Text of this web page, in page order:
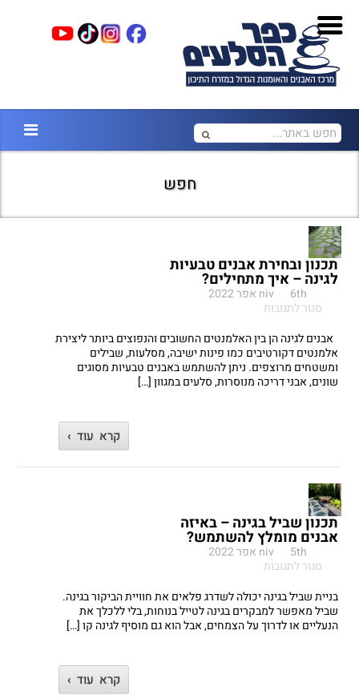
חפש
תכנון ובחירת אבנים טבעיות
לגינה – איך מתחילים?
niv
6th אפר 2022
סגור לתגובות
ובחירת
אבנים
טבעיות
לגינה
אבנים לגינה הן בין האלמנטים החשובים והנפוצים ביותר ליצירת
אלמנטים דקורטיבים כמו פינות ישיבה, מסלעות, שבילים
ומשטחים מרוצפים. ניתן להשתמש באבנים טבעיות מסוגים
שונים, אבני דריכה מנוסרות, סלעים במגוון […]
קרא עוד ›
תכנון שביל בגינה – באיזה
אבנים מומלץ להשתמש?
niv
5th אפר 2022
סגור לתגובות
שביל
בגינה
–
בניית שביל בגינה יכולה לשדרג פלאים את חוויית הביקור בגינה.
שביל מאפשר למבקרים בגינה לטייל בנוחות, בלי ללכלך את
הנעליים או לדרוך על הצמחים, אבל הוא גם מוסיף לגינה קו […]
קרא עוד ›